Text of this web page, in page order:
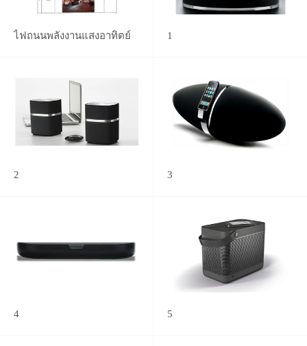
ไฟถนนพลังงานแสงอาทิตย์ 1
2 3
4 5